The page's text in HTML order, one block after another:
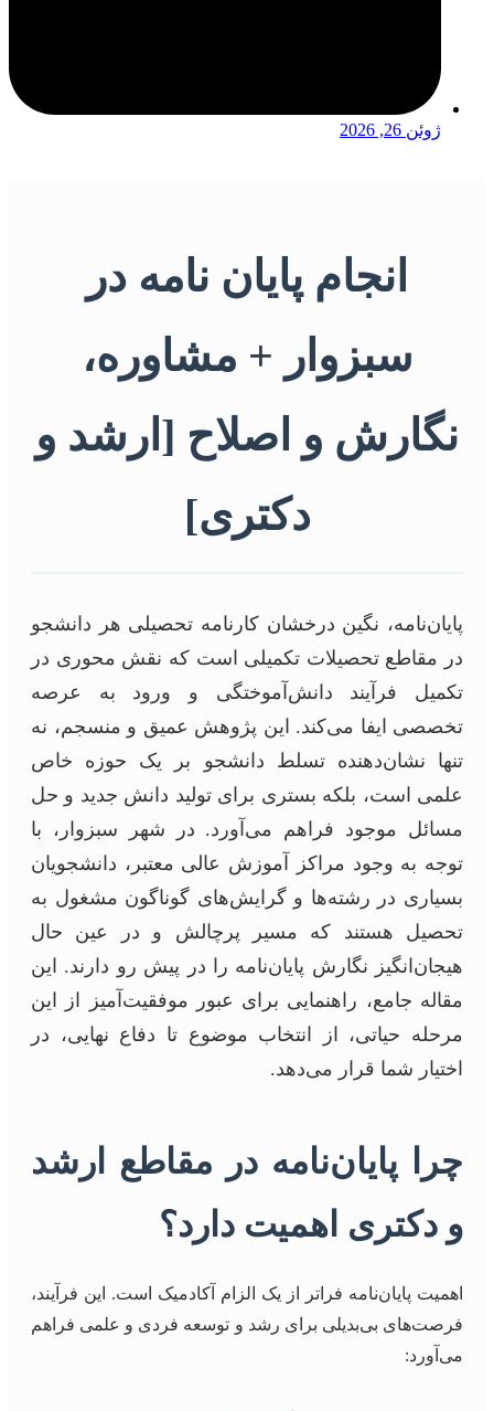
ژوئن 26, 2026
انجام پایان نامه در
سبزوار + مشاوره،
نگارش و اصلاح [ارشد و
دکتری]
پایان‌نامه، نگین درخشان کارنامه تحصیلی هر دانشجو
در مقاطع تحصیلات تکمیلی است که نقش محوری در
تکمیل فرآیند دانش‌آموختگی و ورود به عرصه
تخصصی ایفا می‌کند. این پژوهش عمیق و منسجم، نه
تنها نشان‌دهنده تسلط دانشجو بر یک حوزه خاص
علمی است، بلکه بستری برای تولید دانش جدید و حل
مسائل موجود فراهم می‌آورد. در شهر سبزوار، با
توجه به وجود مراکز آموزش عالی معتبر، دانشجویان
بسیاری در رشته‌ها و گرایش‌های گوناگون مشغول به
تحصیل هستند که مسیر پرچالش و در عین حال
هیجان‌انگیز نگارش پایان‌نامه را در پیش رو دارند. این
مقاله جامع، راهنمایی برای عبور موفقیت‌آمیز از این
مرحله حیاتی، از انتخاب موضوع تا دفاع نهایی، در
اختیار شما قرار می‌دهد.
چرا پایان‌نامه در مقاطع ارشد
و دکتری اهمیت دارد؟
اهمیت پایان‌نامه فراتر از یک الزام آکادمیک است. این فرآیند،
فرصت‌های بی‌بدیلی برای رشد و توسعه فردی و علمی فراهم
می‌آورد: